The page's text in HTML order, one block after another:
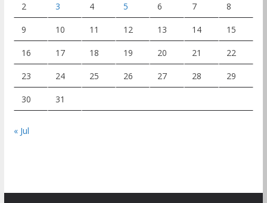
2 3 4 5 6 7 8
9 10 11 12 13 14 15
16 17 18 19 20 21 22
23 24 25 26 27 28 29
30 31
« Jul